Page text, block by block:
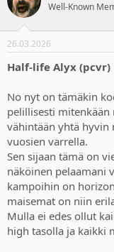
Well-Known
26.03.2026
Half-life Alyx (pcvr)
No nyt on tämäkin
pelillisesti
vähintään yhtä hyvin
vuosien varrella.
Sen sijaan tämä on
näköinen pelaamani
kampoihin on
maisemat on niin
Mulla ei edes ollut
high tasolla ja kaikki